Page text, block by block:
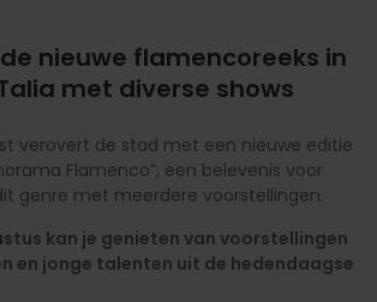
nieuwe flamencoreeks in
met diverse shows
verovert de stad met een nieuwe editie
Flamenco”, een belevenis voor
genre met meerdere voorstellingen.
kan je genieten van voorstellingen
en jonge talenten uit de hedendaagse